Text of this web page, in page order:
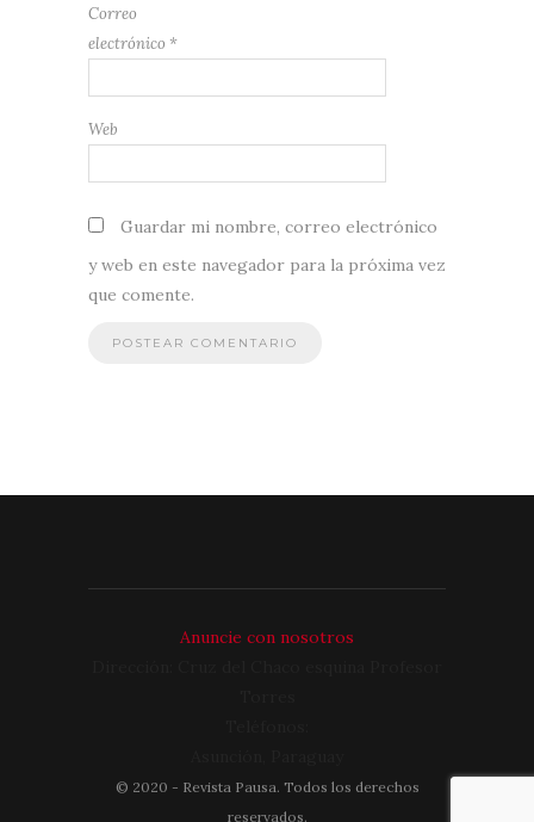
Correo
electrónico *
Web
Guardar mi nombre, correo electrónico
y web en este navegador para la próxima vez
que comente.
Anuncie con nosotros
© 2020 - Revista Pausa. Todos los derechos
reservados.